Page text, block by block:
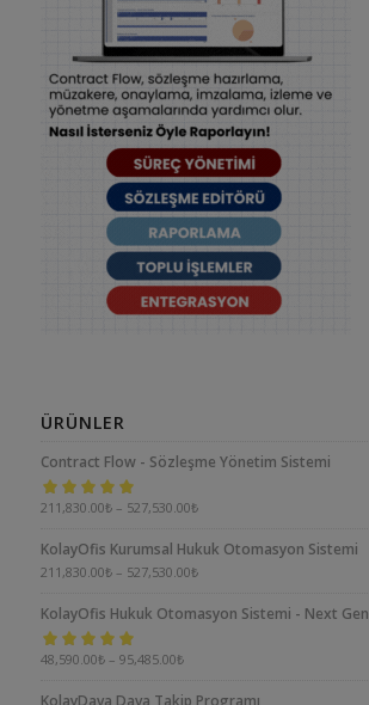
ÜRÜNLER
Contract Flow - Sözleşme Yönetim Sistemi
5 üzerinden
211,830.00₺ – 527,530.00₺
KolayOfis Kurumsal Hukuk Otomasyon Sistemi
211,830.00₺ – 527,530.00₺
KolayOfis Hukuk Otomasyon Sistemi - Next
5 üzerinden
48,590.00₺ – 95,485.00₺
KolayDava Dava Takip Programı